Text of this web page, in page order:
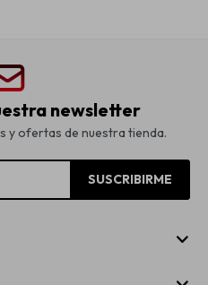
newsletter
y ofertas de nuestra tienda.
SUSCRIBIRME